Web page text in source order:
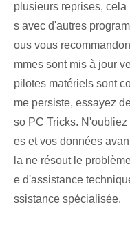
plusieurs reprises,
s avec d'autres
ous vous
mmes sont mis à jour
pilotes matériels sont
me persiste, essayez
so PC Tricks.
es et vos données
la ne résout le
e d'assistance
ssistance spécialisée.